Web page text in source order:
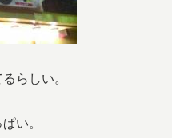
らしい。
い。